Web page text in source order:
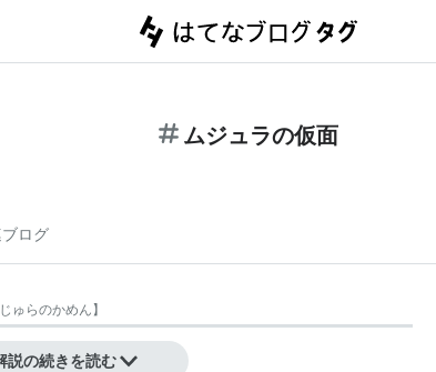
ムジュラの仮面
ログ
ゅらのかめん】
照
説の続きを読む